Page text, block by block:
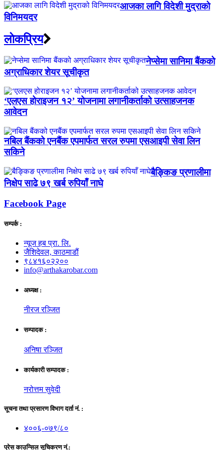
आजका लागि विदेशी मुद्राको
विनिमयदर
लाेकप्रिय
नेप्सेमा सानिमा बैंकको
अग्राधिकार शेयर सूचीकृत
‘एलएस होराइजन १२’ योजनामा लगानीकर्ताको उत्साहजनक
आवेदन
नबिल बैंकको एनबैंक एपमार्फत सरल रुपमा एसआइपी सेवा लिन
सकिने
बैङ्किङ प्रणालीमा
निक्षेप साढे ७९ खर्ब रुपियाँ नाघे
Facebook Page
सम्पर्क :
न्यूज हब प्रा. लि.
जैशिदेवल, काठमाडौं
९८४१६०२२००
info@arthakarobar.com
अध्यक्ष :
नीरज रञ्जित
सम्पादक :
अनिषा रञ्जित
कार्यकारी सम्पादक :
नरोत्तम सुवेदी
सूचना तथा प्रसारण विभाग दर्ता नं. :
४००६-०७९/८०
प्रेस काउन्सिल सूचिकरण नं.: